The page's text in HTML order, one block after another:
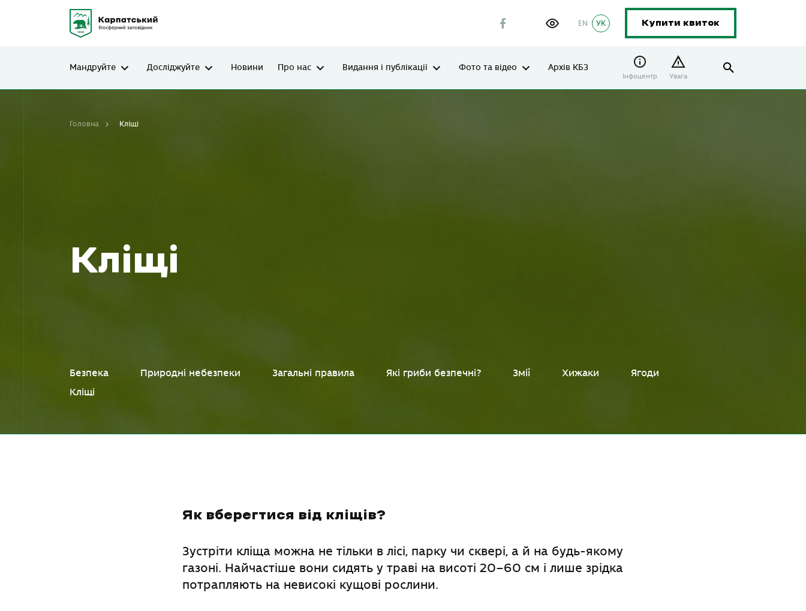
УК
EN Купити квиток
Мандруйте Досліджуйте Новини Про нас Видання і публікації Фото та відео Архів КБЗ
Інфоцентр Увага
Кліщі
Головна Кліщі
Безпека Природні небезпеки Загальні правила Які гриби безпечні? Змії Хижаки
Ягоди
Кліщі
Як вберегтися від кліщів?
Зустріти кліща можна не тільки в лісі, парку чи сквері, а й на будь-якому
газоні. Найчастіше вони сидять у траві на висоті 20–60 см і лише зрідка
потрапляють на невисокі кущові рослини.